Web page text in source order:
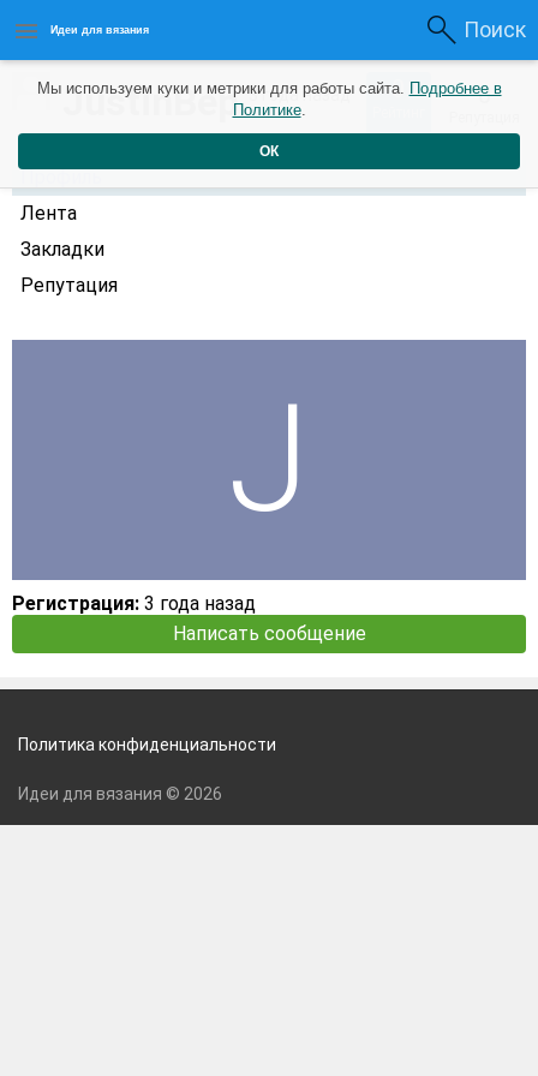
Идеи для вязания Поиск
JustinBep3 года назад 0 0
Профиль
Лента
Закладки
Репутация
Регистрация: 3 года назад
Написать сообщение
Мы используем куки и метрики для работы сайта. Подробнее в
Политике.
ОК
Политика конфиденциальности
Идеи для вязания © 2026